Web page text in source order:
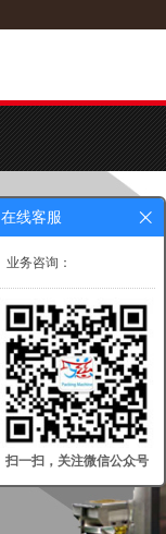
在线客服
业务咨询：
扫一扫，关注微信公众号